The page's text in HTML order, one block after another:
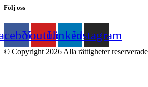
Följ oss
YoutubeLinkedinInstagram
© Copyright 2026 Alla rättigheter reserverade